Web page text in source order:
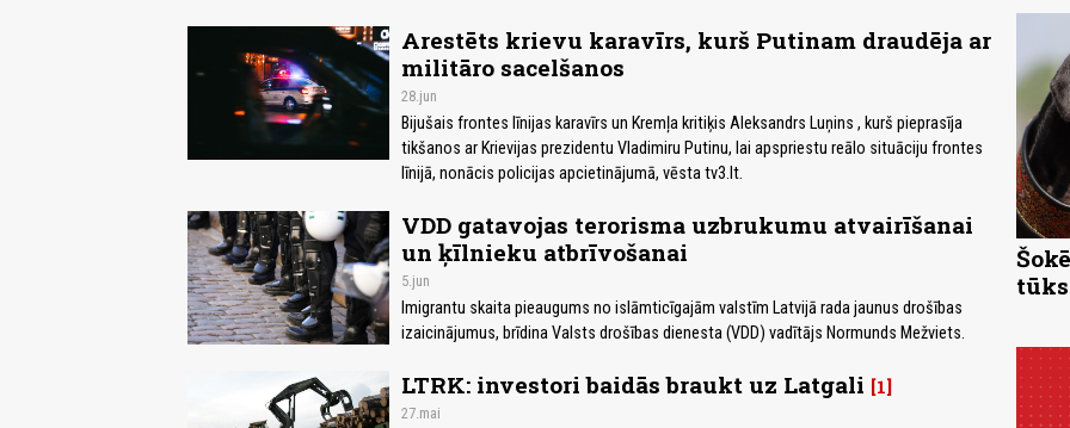
Arestēts krievu karavīrs, kurš Putinam draudēja ar
militāro sacelšanos
28.jun
Bijušais frontes līnijas karavīrs un Kremļa kritiķis Aleksandrs Luņins , kurš pieprasīja
tikšanos ar Krievijas prezidentu Vladimiru Putinu, lai apspriestu reālo situāciju frontes
līnijā, nonācis policijas apcietinājumā, vēsta tv3.lt.
VDD gatavojas terorisma uzbrukumu atvairīšanai
un ķīlnieku atbrīvošanai
5.jun
Imigrantu skaita pieaugums no islāmticīgajām valstīm Latvijā rada jaunus drošības
izaicinājumus, brīdina Valsts drošības dienesta (VDD) vadītājs Normunds Mežviets.
LTRK: investori baidās braukt uz Latgali 1
27.mai